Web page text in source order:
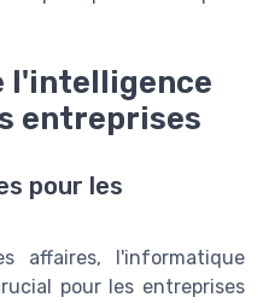
l'intelligence
entreprises
pour les
affaires, l'informatique
pour les entreprises